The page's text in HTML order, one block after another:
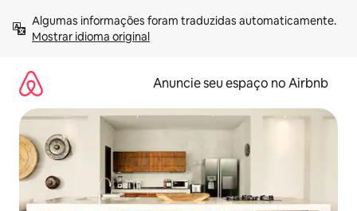
para
Mostrar idioma original
Anuncie seu espaço no Airbnb